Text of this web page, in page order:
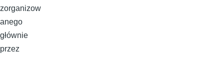
zorganizow
anego
głównie
przez